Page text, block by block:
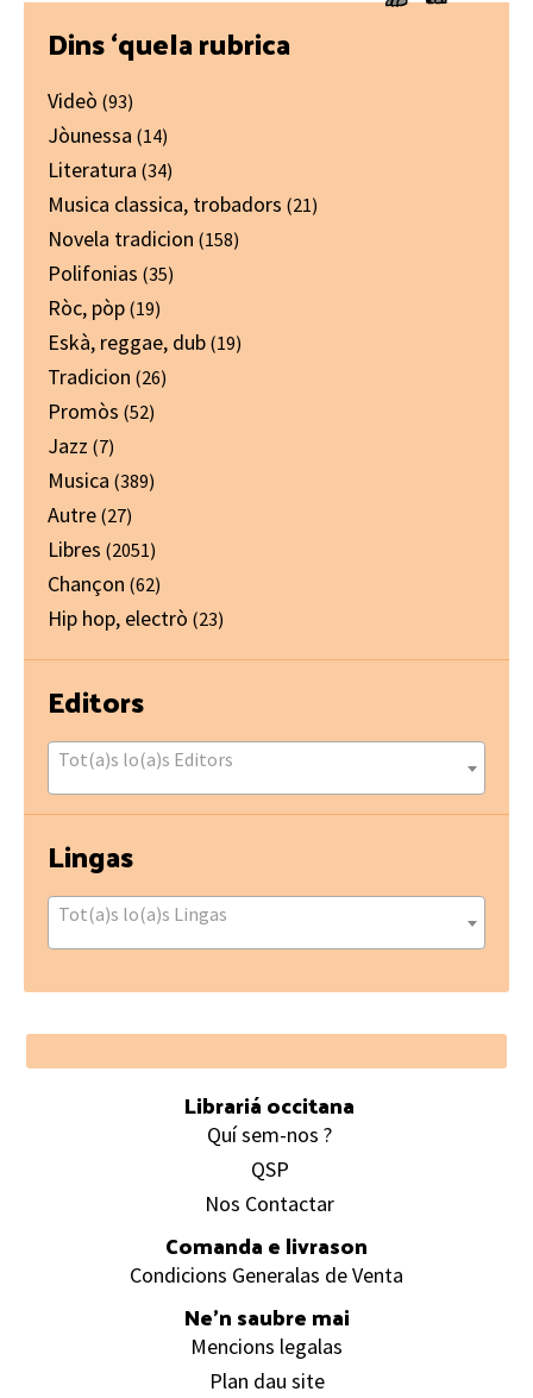
Primary
Sidebar
Dins ‘quela rubrica
Videò (93)
Jòunessa (14)
Literatura (34)
Musica classica, trobadors (21)
Novela tradicion (158)
Polifonias (35)
Ròc, pòp (19)
Eskà, reggae, dub (19)
Tradicion (26)
Promòs (52)
Jazz (7)
Musica (389)
Autre (27)
Libres (2051)
Chançon (62)
Hip hop, electrò (23)
Editors
Tot(a)s lo(a)s Editors
Lingas
Tot(a)s lo(a)s Lingas
Footer
Librariá occitana
Quí sem-nos ?
QSP
Nos Contactar
Comanda e livrason
Condicions Generalas de Venta
Ne’n saubre mai
Mencions legalas
Plan dau site